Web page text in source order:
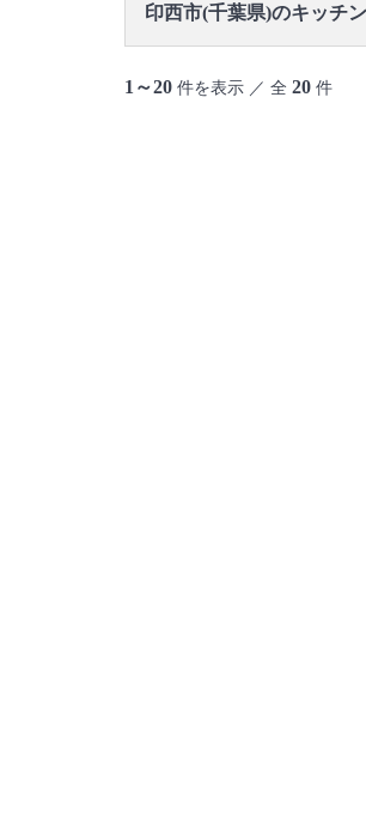
印西市(千葉県)のキッチ
1～20 件を表示 ／ 全 20 件